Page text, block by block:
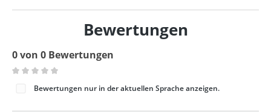
Bewertungen
0 von 0 Bewertungen
Durchschnittliche Bewertung von 0 von 5 Sternen
Bewertungen nur in der aktuellen Sprache anzeigen.